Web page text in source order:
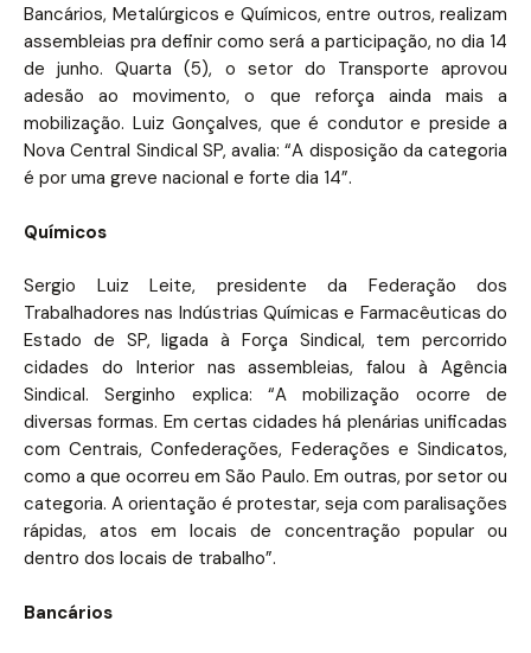
Bancários, Metalúrgicos e Químicos, entre outros, realizam
assembleias pra definir como será a participação, no dia 14
de junho. Quarta (5), o setor do Transporte aprovou
adesão ao movimento, o que reforça ainda mais a
mobilização. Luiz Gonçalves, que é condutor e preside a
Nova Central Sindical SP, avalia: “A disposição da categoria
é por uma greve nacional e forte dia 14”.
Químicos
Sergio Luiz Leite, presidente da Federação dos
Trabalhadores nas Indústrias Químicas e Farmacêuticas do
Estado de SP, ligada à Força Sindical, tem percorrido
cidades do Interior nas assembleias, falou à Agência
Sindical. Serginho explica: “A mobilização ocorre de
diversas formas. Em certas cidades há plenárias unificadas
com Centrais, Confederações, Federações e Sindicatos,
como a que ocorreu em São Paulo. Em outras, por setor ou
categoria. A orientação é protestar, seja com paralisações
rápidas, atos em locais de concentração popular ou
dentro dos locais de trabalho”.
Bancários